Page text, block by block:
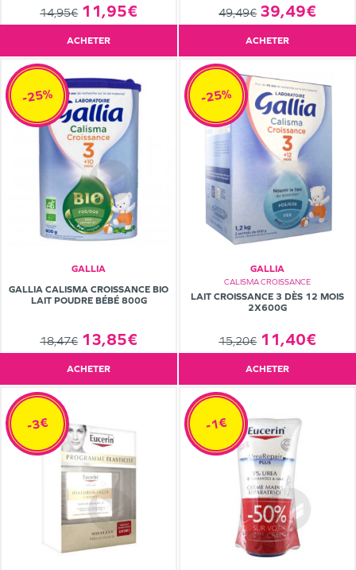
14,95€ 11,95€
ACHETER
49,49€ 39,49€
ACHETER
GALLIA
GALLIA CALISMA CROISSANCE BIO
LAIT POUDRE BÉBÉ 800G
18,47€ 13,85€
-25%
ACHETER
GALLIA
CALISMA CROISSANCE
LAIT CROISSANCE 3 DÈS 12 MOIS
2X600G
15,20€ 11,40€
-25%
ACHETER
-3€ -1€